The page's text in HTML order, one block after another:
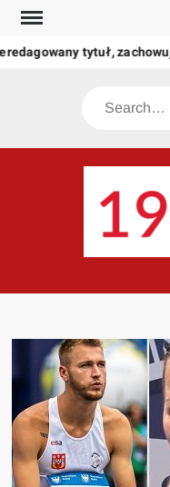
Skip
content
tytuł,
Search